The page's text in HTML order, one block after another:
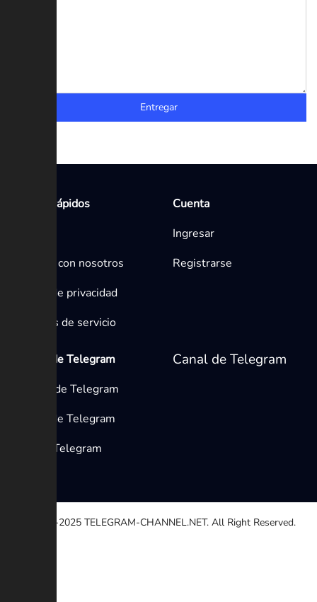
Entregar
Enlaces rápidos
Contacta con nosotros
Política de privacidad
Términos de servicio
Cuenta
Ingresar
Registrarse
Medios de Telegram
Canales de Telegram
Grupos de Telegram
Bots de Telegram
Canal de Telegram
© 2020-2025 TELEGRAM-CHANNEL.NET. All Right Reserved.